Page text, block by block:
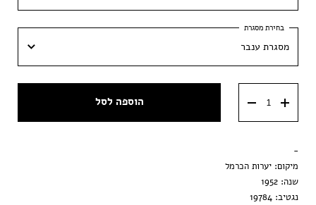
21x30 ס"מ
30x42 ס״מ
40x60 ס״מ
50x70 ס״מ
מסגרת ענבר
מסגרת וונגה
הדפסה בלבד
הוספה לסל
-
מיקום: יערות הכרמל
שנה: 1952
נגטיב: 19784